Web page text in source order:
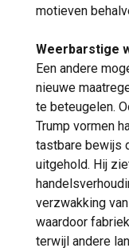
motieven
Weerbarstige
Een andere
nieuwe
te beteugelen.
Trump vormen
tastbare bewijs
uitgehold. Hij
verzwakking
waardoor
terwijl andere